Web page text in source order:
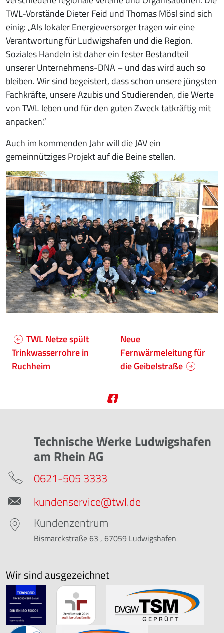
TWL-Vorstände Dieter Feid und Thomas Mösl sind sich
einig: „Als lokaler Energieversorger tragen wir eine
Verantwortung für Ludwigshafen und die Region.
Soziales Handeln ist daher ein fester Bestandteil
unserer Unternehmens-DNA – und das wird auch so
bleiben. Wir sind begeistert, dass schon unsere jüngsten
Fachkräfte, unsere Azubis und Studierenden, die Werte
von TWL leben und für den guten Zweck tatkräftig mit
anpacken.“
Auch im kommenden Jahr will die JAV ein
gemeinnütziges Projekt auf die Beine stellen.
TWL Netze spült
Trinkwasserrohre in
Ruchheim
Neue
Fernwärmeleitung für
die Geibelstraße
Technische Werke Ludwigshafen
am Rhein AG
0621-505 3333
kundenservice@twl.de
Kundenzentrum
Bismarckstraße 63 , 67059 Ludwigshafen
Wir sind ausgezeichnet